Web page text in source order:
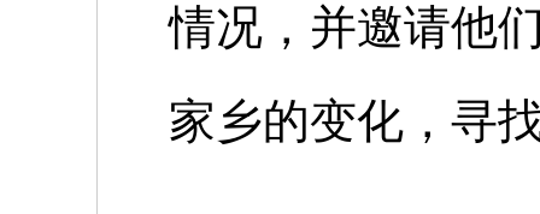
情况，并邀请他
家乡的变化，寻